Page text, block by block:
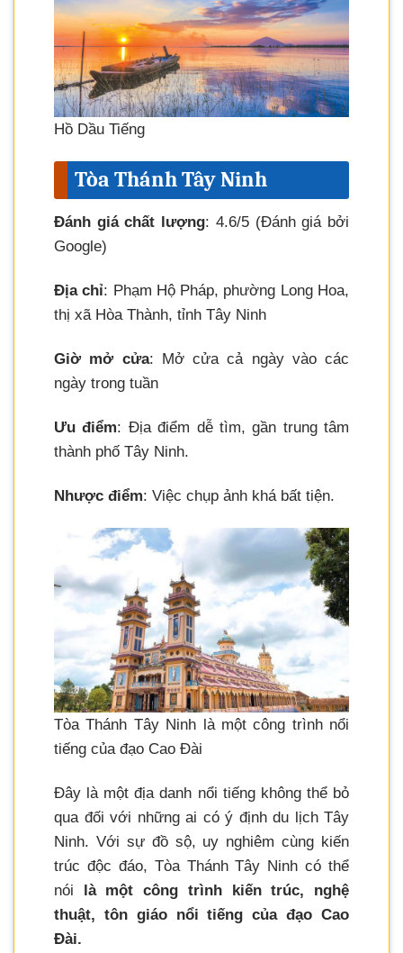
Hồ Dầu Tiếng
Tòa Thánh Tây Ninh
Đánh giá chất lượng: 4.6/5 (Đánh giá bởi
Google)
Địa chỉ: Phạm Hộ Pháp, phường Long Hoa,
thị xã Hòa Thành, tỉnh Tây Ninh
Giờ mở cửa: Mở cửa cả ngày vào các
ngày trong tuần
Ưu điểm: Địa điểm dễ tìm, gần trung tâm
thành phố Tây Ninh.
Nhược điểm: Việc chụp ảnh khá bất tiện.
Tòa Thánh Tây Ninh là một công trình nổi
tiếng của đạo Cao Đài
Đây là một địa danh nổi tiếng không thể bỏ
qua đối với những ai có ý định du lịch Tây
Ninh. Với sự đồ sộ, uy nghiêm cùng kiến
trúc độc đáo, Tòa Thánh Tây Ninh có thể
nói
là một công trình kiến trúc, nghệ
thuật, tôn giáo nổi tiếng của đạo Cao
Đài.